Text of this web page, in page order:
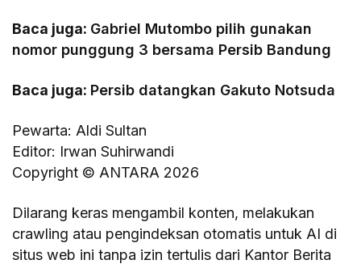
Baca juga: Gabriel Mutombo pilih gunakan
nomor punggung 3 bersama Persib Bandung
Baca juga: Persib datangkan Gakuto Notsuda
Pewarta: Aldi Sultan
Editor: Irwan Suhirwandi
Copyright © ANTARA 2026
Dilarang keras mengambil konten, melakukan
crawling atau pengindeksan otomatis untuk AI di
situs web ini tanpa izin tertulis dari Kantor Berita